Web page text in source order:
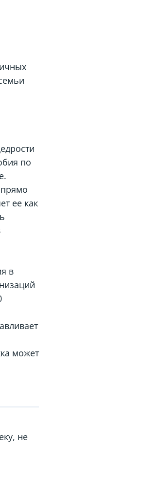
по
ее как
в
может
не